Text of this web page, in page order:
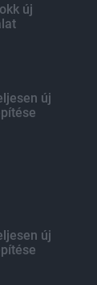
új
új
új